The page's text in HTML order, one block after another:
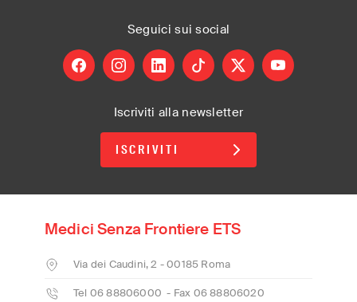
Seguici sui social
facebookinstagramlinkedintiktok X youtube
Iscriviti alla newsletter
ISCRIVITI
Medici Senza Frontiere ETS
Via dei Caudini, 2 - 00185 Roma
Tel 06 88806000 - Fax 06 88806020